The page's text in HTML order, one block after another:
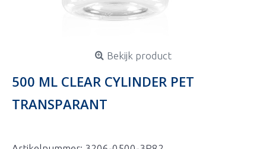
Bekijk product
500 ML CLEAR CYLINDER PET
TRANSPARANT